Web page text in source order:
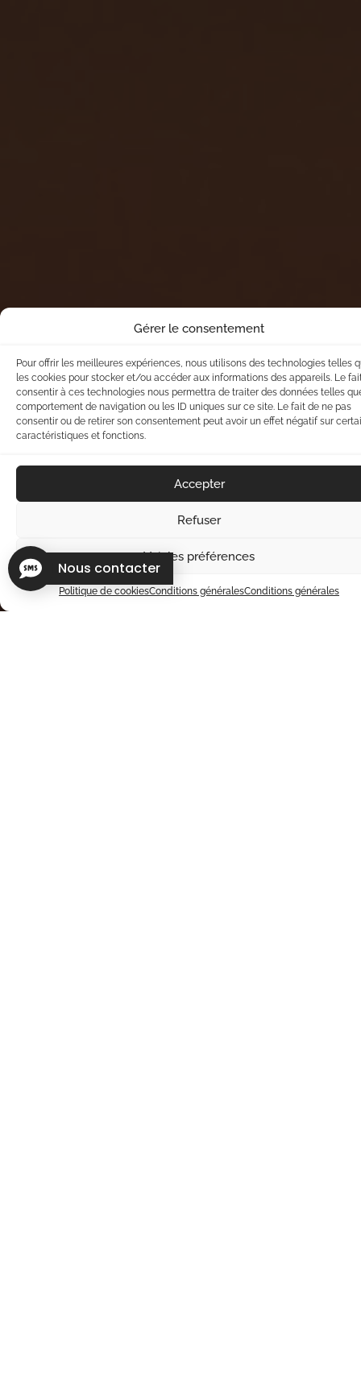
Gérer le consentement
Pour offrir les meilleures expériences, nous utilisons des technologies telles
les cookies pour stocker et/ou accéder aux informations des appareils. Le
consentir à ces technologies nous permettra de traiter des données telles
comportement de navigation ou les ID uniques sur ce site. Le fait de ne pas
consentir ou de retirer son consentement peut avoir un effet négatif sur
caractéristiques et fonctions.
Accepter
Refuser
Voir les préférences
Politique de cookiesConditions généralesConditions générales
Nous contacter